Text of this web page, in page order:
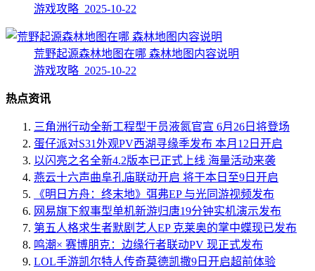
游戏攻略 2025-10-22
荒野起源森林地图在哪 森林地图内容说明
游戏攻略 2025-10-22
热点资讯
三角洲行动全新工程型干员液氮官宣 6月26日将登场
蛋仔派对S31外观PV西湖寻缘季发布 本月12日开启
以闪亮之名全新4.2版本已正式上线 海量活动来袭
燕云十六声曲阜孔庙联动开启 将于本日至9日开启
《明日方舟：终末地》弭弗EP 与光同游视频发布
网易旗下叙事型单机新游归唐19分钟实机演示发布
第五人格求生者默剧艺人EP 克莱奥的掌中蝶现已发布
鸣潮× 赛博朋克：边缘行者联动PV 现正式发布
LOL手游凯尔特人传奇莫德凯撒9日开启超前体验